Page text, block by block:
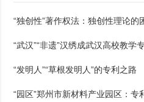
“独创性”著作权法：独创性理论的
“武汉”“非遗”汉绣成武汉高校教学
“发明人”“草根发明人”的专利之路
“园区”郑州市新材料产业园区：专